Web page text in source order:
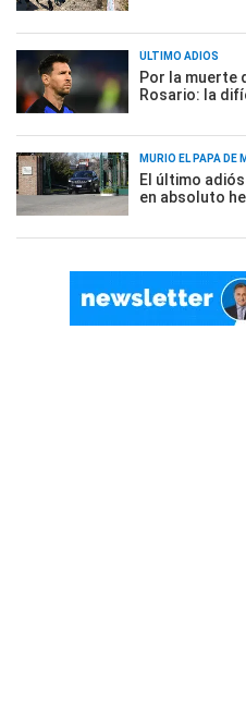
ÚLTIMO ADIÓS
Por la muerte
Rosario: la
MURIÓ EL PAPÁ DE
El último
en absoluto